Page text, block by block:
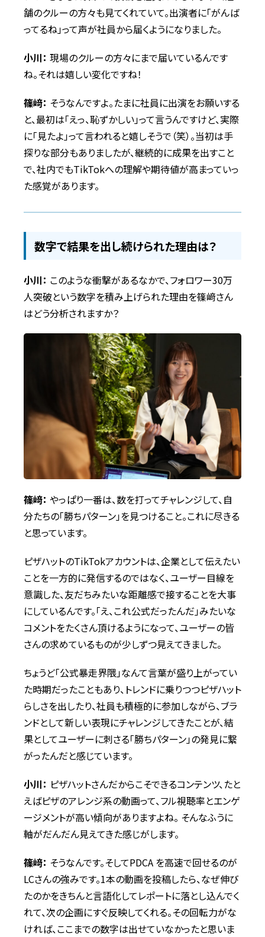
舗のクルーの方々も見てくれていて。出演者に「がんば
ってるね」って声が社員から届くようになりました。
小川： 現場のクルーの方々にまで届いているんです
ね。それは嬉しい変化ですね！
篠﨑： そうなんですよ。たまに社員に出演をお願いする
と、最初は「えっ、恥ずかしい」って言うんですけど、実際
に「見たよ」って言われると嬉しそうで（笑）。当初は手
探りな部分もありましたが、継続的に成果を出すこと
で、社内でもTikTokへの理解や期待値が高まっていっ
た感覚があります。
数字で結果を出し続けられた理由は？
小川： このような衝撃があるなかで、フォロワー30万
人突破という数字を積み上げられた理由を篠﨑さん
はどう分析されますか？
篠﨑： やっぱり一番は、数を打ってチャレンジして、自
分たちの「勝ちパターン」を見つけること。これに尽きる
と思っています。
ピザハットのTikTokアカウントは、企業として伝えたい
ことを一方的に発信するのではなく、ユーザー目線を
意識した、友だちみたいな距離感で接することを大事
にしているんです。「え、これ公式だったんだ」みたいな
コメントをたくさん頂けるようになって、ユーザーの皆
さんの求めているものが少しずつ見えてきました。
ちょうど「公式暴走界隈」なんて言葉が盛り上がってい
た時期だったこともあり、トレンドに乗りつつピザハット
らしさを出したり、社員も積極的に参加しながら、ブラ
ンドとして新しい表現にチャレンジしてきたことが、結
果としてユーザーに刺さる「勝ちパターン」の発見に繋
がったんだと感じています。
小川： ピザハットさんだからこそできるコンテンツ、たと
えばピザのアレンジ系の動画って、フル視聴率とエンゲ
ージメントが高い傾向がありますよね。 そんなふうに
軸がだんだん見えてきた感じがします。
篠﨑： そうなんです。そしてPDCA を高速で回せるのが
LCさんの強みです。1本の動画を投稿したら、なぜ伸び
たのかをきちんと言語化してレポートに落とし込んでく
れて、次の企画にすぐ反映してくれる。その回転力がな
ければ、ここまでの数字は出せていなかったと思いま